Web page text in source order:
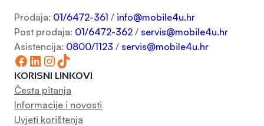
Prodaja: 01/6472-361 / info@mobile4u.hr
Post prodaja: 01/6472-362 / servis@mobile4u.hr
Asistencija: 0800/1123 / servis@mobile4u.hr
Facebook LinkedIn InstagramTikTok
KORISNI LINKOVI
Česta pitanja
Informacije i novosti
Uvjeti korištenja